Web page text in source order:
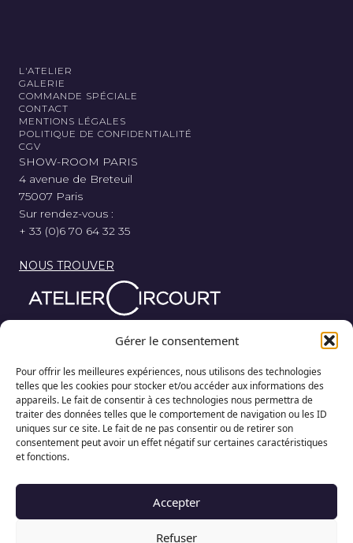
Gérer le consentement
Pour offrir les meilleures expériences, nous utilisons des technologies
telles que les cookies pour stocker et/ou accéder aux informations des
appareils. Le fait de consentir à ces technologies nous permettra de
traiter des données telles que le comportement de navigation ou les ID
uniques sur ce site. Le fait de ne pas consentir ou de retirer son
consentement peut avoir un effet négatif sur certaines caractéristiques
et fonctions.
Accepter
Refuser
L'ATELIER
GALERIE
COMMANDE SPÉCIALE
CONTACT
MENTIONS LÉGALES
POLITIQUE DE CONFIDENTIALITÉ
CGV
SHOW-ROOM PARIS
4 avenue de Breteuil
75007 Paris
Sur rendez-vous :
+ 33 (0)6 70 64 32 35
NOUS TROUVER
nés de bois, de métal et de gomme, l’Atelier Circourt
revisite la légende automobile dans sa plus simple
expression.